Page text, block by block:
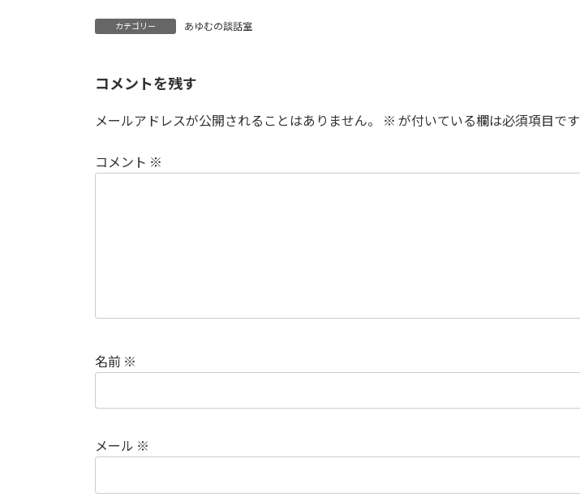
カテゴリー あゆむの談話室
コメントを残す
メールアドレスが公開されることはありません。 ※ が付いている欄は必須項目です
コメント ※
名前 ※
メール ※